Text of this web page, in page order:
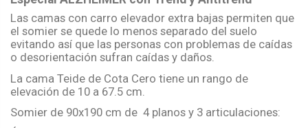
Las camas con carro elevador extra bajas permiten que
el somier se quede lo menos separado del suelo
evitando así que las personas con problemas de caídas
o desorientación sufran caídas y daños.
La cama Teide de Cota Cero tiene un rango de
elevación de 10 a 67.5 cm.
Somier de 90x190 cm de 4 planos y 3 articulaciones: